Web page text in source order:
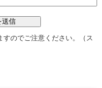
すのでご注意ください。（ス